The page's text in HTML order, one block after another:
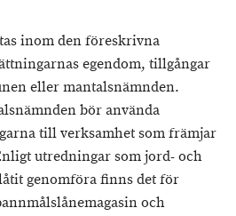
inom den föreskrivna
egendom, tillgångar
eller mantalsnämnden.
bör använda
till verksamhet som främjar
utredningar som jord- och
genomföra finns det för
och